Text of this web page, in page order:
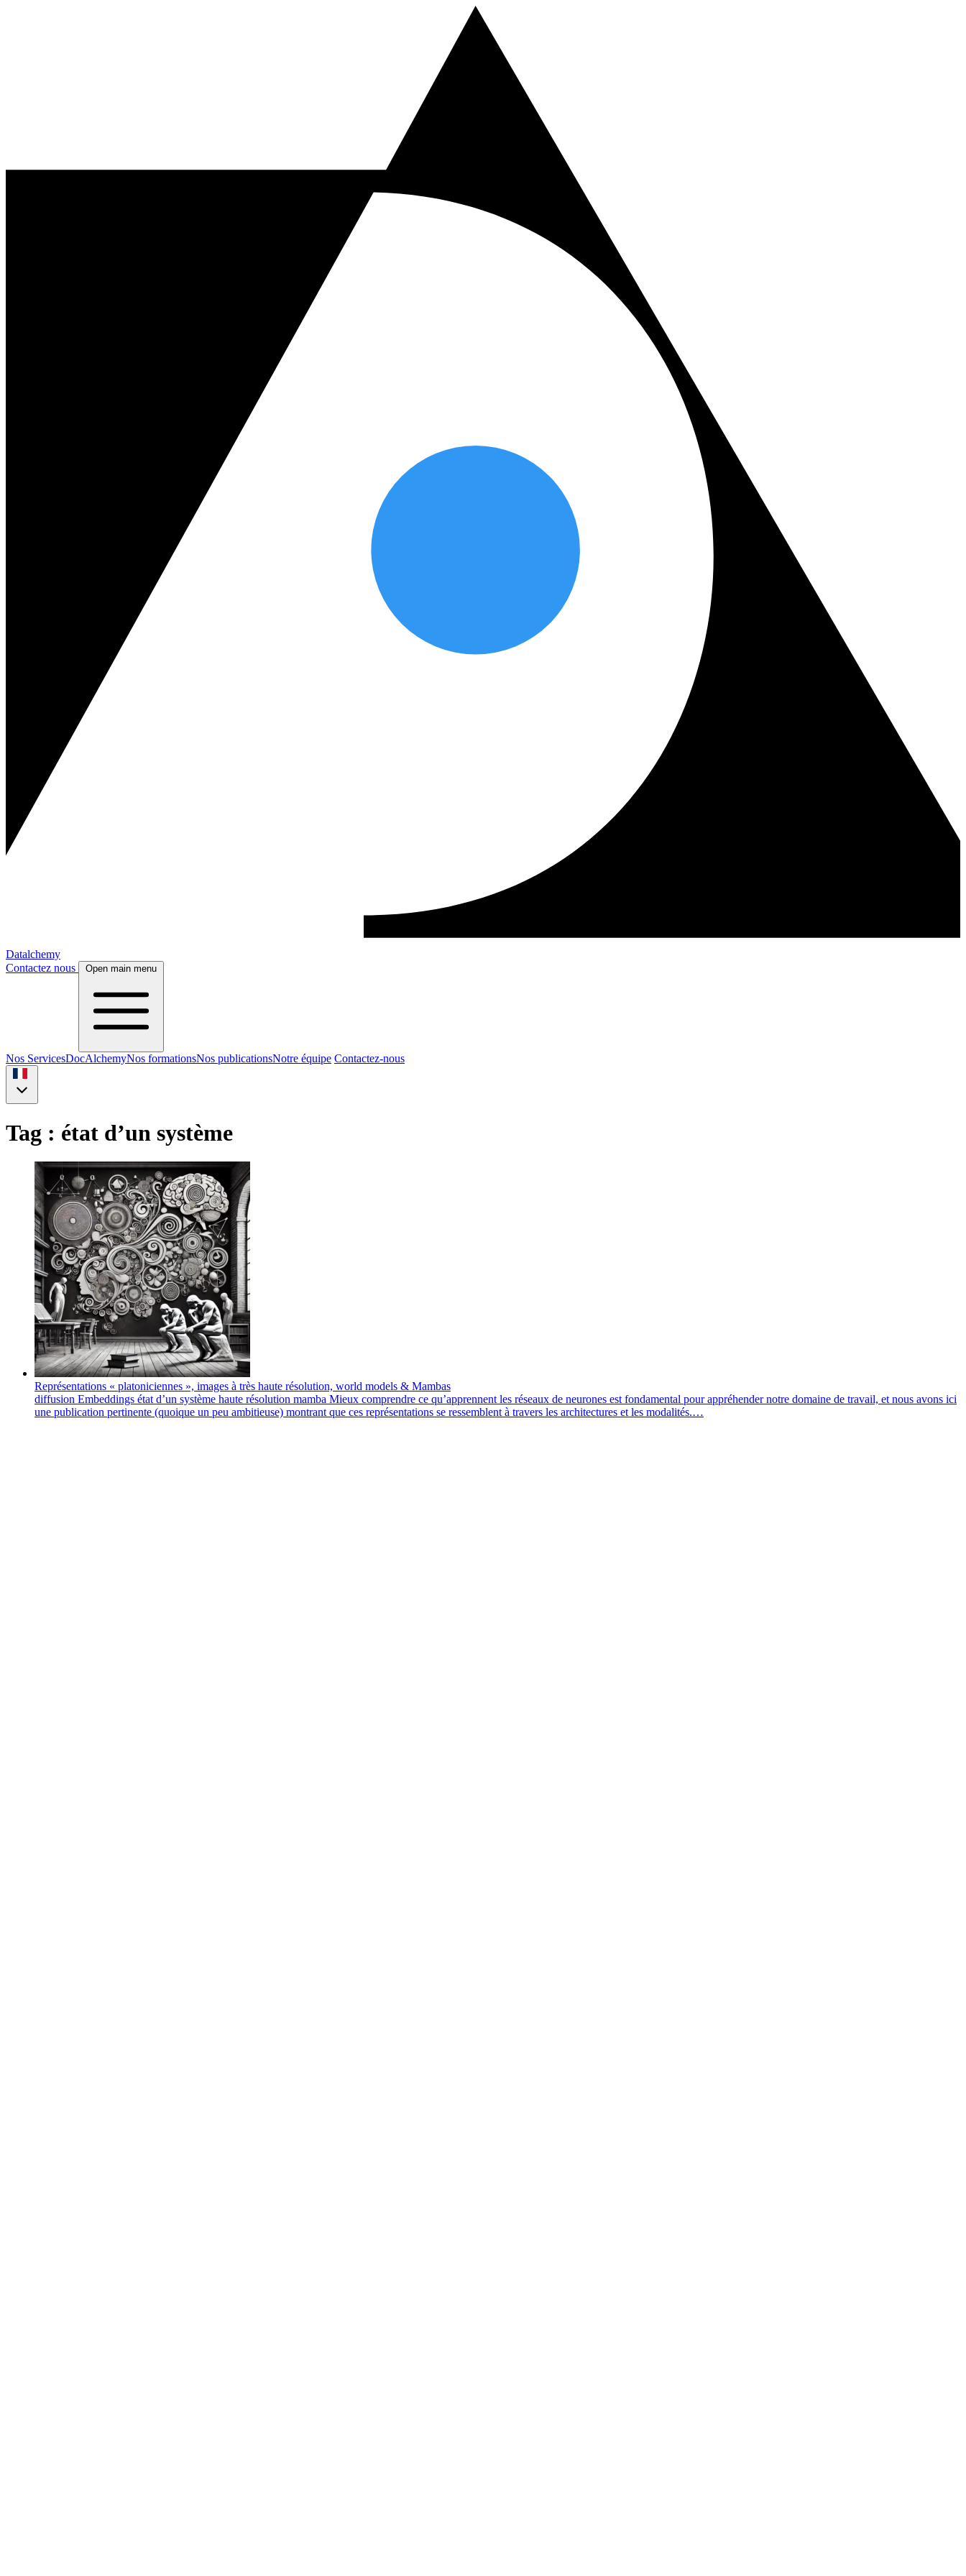
Datalchemy
Contactez nous
Open main menu
Nos ServicesDocAlchemyNos formationsNos publicationsNotre équipe Contactez-nous
Tag : état d’un système
Représentations « platoniciennes », images à très haute résolution, world models & Mambas
diffusion Embeddings état d’un système haute résolution mamba Mieux comprendre ce qu’apprennent les réseaux de neurones est fondamental pour appréhender notre domaine de travail, et nous avons ici
une publication pertinente (quoique un peu ambitieuse) montrant que ces représentations se ressemblent à travers les architectures et les modalités.…